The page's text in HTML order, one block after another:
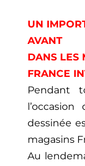
UN
AVANT
DANS LES
FRANCE
Pendant
dessinée
magasins
Au